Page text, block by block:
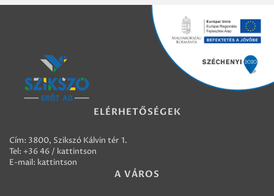
ELÉRHETŐSÉGEK
Cím: 3800, Szikszó Kálvin tér 1.
Tel: +36 46 / kattintson
E-mail: kattintson
A VÁROS